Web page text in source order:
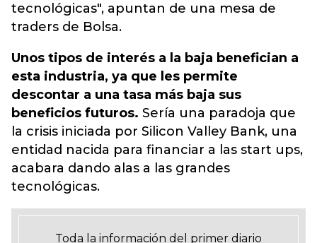
tecnológicas", apuntan de una mesa de
traders de Bolsa.
Unos tipos de interés a la baja benefician a
esta industria, ya que les permite
descontar a una tasa más baja sus
beneficios futuros. Sería una paradoja que
la crisis iniciada por Silicon Valley Bank, una
entidad nacida para financiar a las start ups,
acabara dando alas a las grandes
tecnológicas.
Toda la información del primer diario